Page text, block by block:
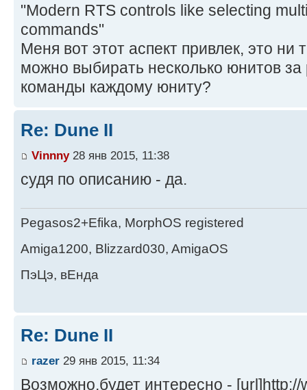
"Modern RTS controls like selecting
commands"
Меня вот этот аспект привлек, это ни
можно выбирать несколько юнитов за
команды каждому юниту?
Re: Dune II
Vinnny28 янв 2015, 11:38
судя по описанию - да.
Pegasos2+Efika, MorphOS registered
Amiga1200, Blizzard030, AmigaOS
ПэЦэ, вЕнда
Re: Dune II
razer 29 янв 2015, 11:34
Возможно,будет интересно - [url]http://